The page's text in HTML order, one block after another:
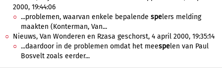
2000, 19:44:06
...problemen, waarvan enkele bepalende spelers melding
maakten (Konterman, Van...
Nieuws, Van Wonderen en Rzasa geschorst, 4 april 2000, 19:35:14
...daardoor in de problemen omdat het meespelen van Paul
Bosvelt zoals eerder...